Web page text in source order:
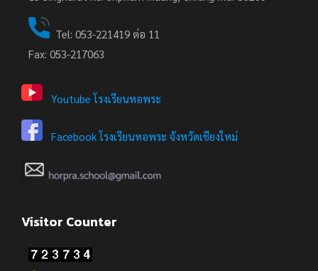
Tel: 053-221419 ต่อ 11
Fax: 053-217063
Youtube โรงเรียนหอพระ
Facebook โรงเรียนหอพระ จังหวัดเชียงใหม่
Visitor Counter